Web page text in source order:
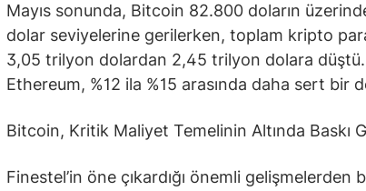
Mayıs sonunda, Bitcoin 82.800 doların
dolar seviyelerine gerilerken, toplam kripto
3,05 trilyon dolardan 2,45 trilyon dolara düştü.
Ethereum, %12 ila %15 arasında daha sert bir
Bitcoin, Kritik Maliyet Temelinin Altında Baskı
Finestel’in öne çıkardığı önemli gelişmelerden